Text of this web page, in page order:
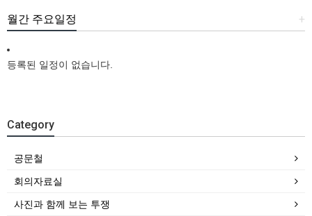
+
월간 주요일정
등록된 일정이 없습니다.
Category
공문철
회의자료실
사진과 함께 보는 투쟁